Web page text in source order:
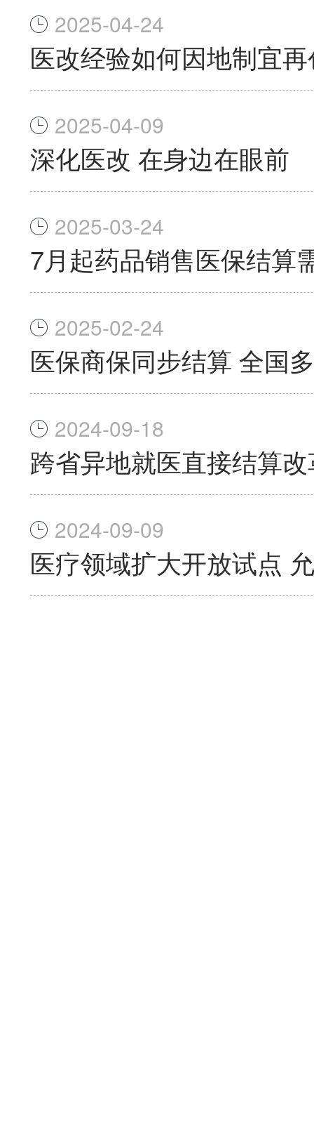
2025-04-24
医改经验如何因地制宜
2025-04-09
深化医改 在身边在眼前
2025-03-24
7月起药品销售医保结
2025-02-24
医保商保同步结算 全国
2024-09-18
跨省异地就医直接结算
2024-09-09
医疗领域扩大开放试点